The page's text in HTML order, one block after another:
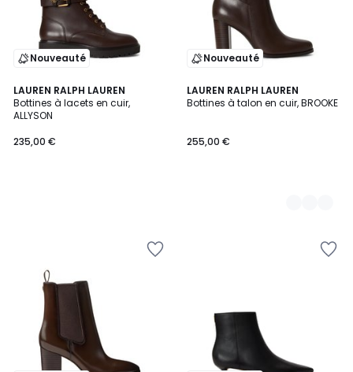
Nouveauté
LAUREN RALPH LAUREN
Bottines à lacets en cuir,
ALLYSON
235,00 €
Nouveauté
LAUREN RALPH LAUREN
Bottines à talon en cuir, BROOKE
255,00 €
2
Couleurs